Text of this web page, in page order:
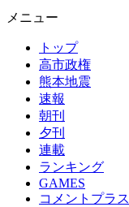
メニュー
トップ
高市政権
熊本地震
速報
朝刊
夕刊
連載
ランキング
GAMES
コメントプラス